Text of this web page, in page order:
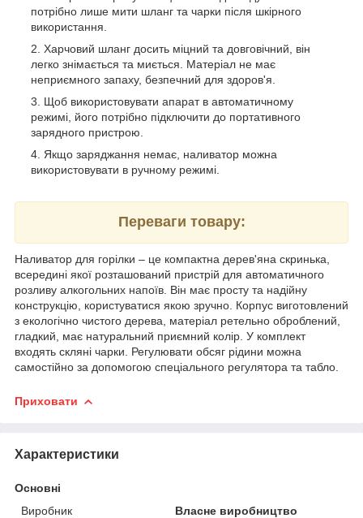
потрібно лише мити шланг та чарки після шкірного
використання.
Харчовий шланг досить міцний та довговічний, він
легко знімається та миється. Матеріал не має
неприємного запаху, безпечний для здоров'я.
Щоб використовувати апарат в автоматичному
режимі, його потрібно підключити до портативного
зарядного пристрою.
Якщо заряджання немає, наливатор можна
використовувати в ручному режимі.
Переваги товару:
Наливатор для горілки – це компактна дерев'яна скринька,
всередині якої розташований пристрій для автоматичного
розливу алкогольних напоїв. Він має просту та надійну
конструкцію, користуватися якою зручно. Корпус виготовлений
з екологічно чистого дерева, матеріал ретельно оброблений,
гладкий, має натуральний приємний колір. У комплект
входять скляні чарки. Регулювати обсяг рідини можна
самостійно за допомогою спеціального регулятора та табло.
Приховати
Характеристики
Основні
Виробник
Власне виробництво